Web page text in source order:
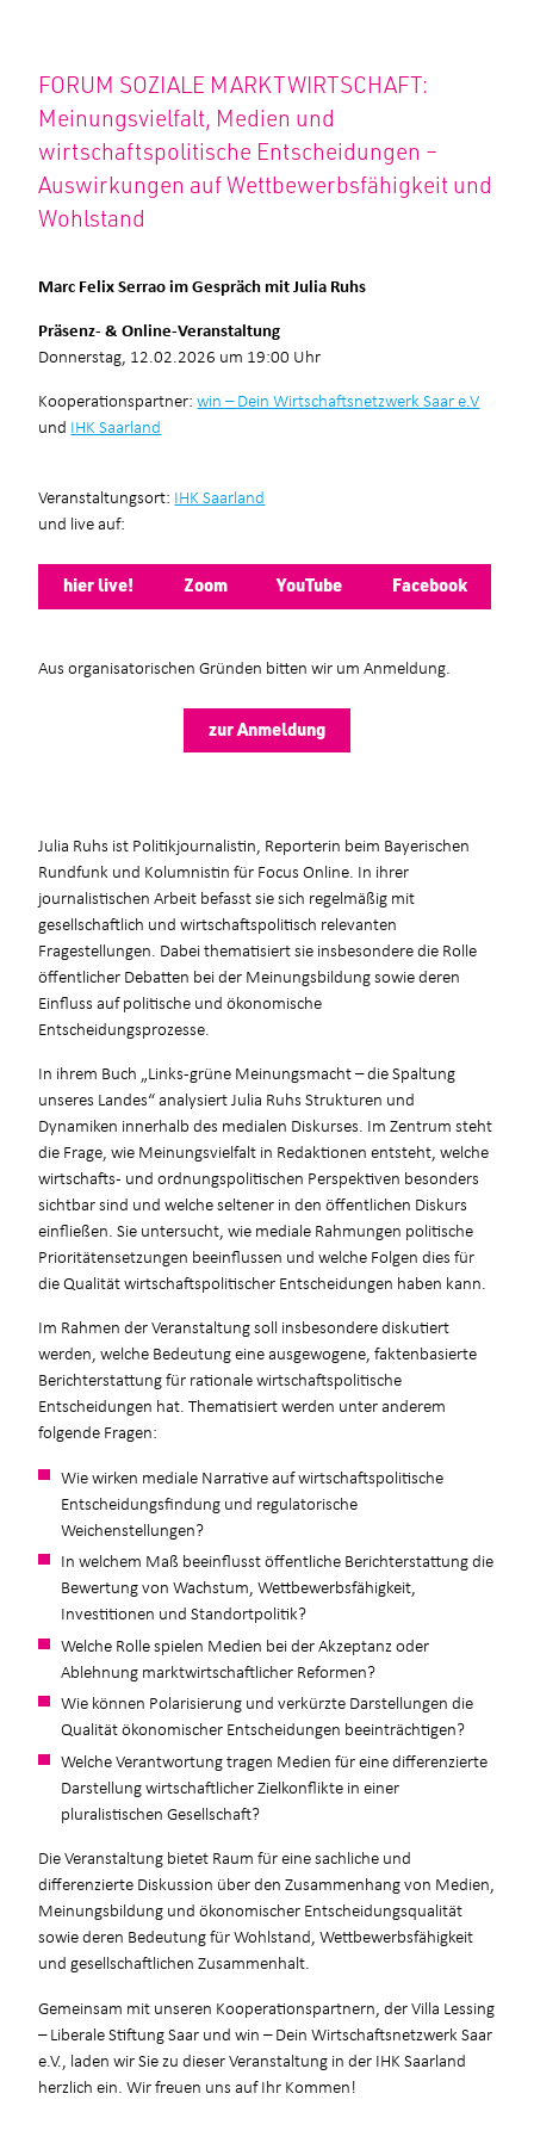
FORUM SOZIALE MARKTWIRTSCHAFT:
Meinungsvielfalt, Medien und
wirtschaftspolitische Entscheidungen –
Auswirkungen auf Wettbewerbsfähigkeit und
Wohlstand
Marc Felix Serrao im Gespräch mit Julia Ruhs
Präsenz- & Online-Veranstaltung
Donnerstag, 12.02.2026 um 19:00 Uhr
Kooperationspartner:win – Dein Wirtschaftsnetzwerk Saar e.V
und IHK Saarland
Veranstaltungsort: IHK Saarland
und live auf:
hier live! Zoom YouTube Facebook
Aus organisatorischen Gründen bitten wir um Anmeldung.
zur Anmeldung
Julia Ruhs ist Politikjournalistin, Reporterin beim Bayerischen
Rundfunk und Kolumnistin für Focus Online. In ihrer
journalistischen Arbeit befasst sie sich regelmäßig mit
gesellschaftlich und wirtschaftspolitisch relevanten
Fragestellungen. Dabei thematisiert sie insbesondere die Rolle
öffentlicher Debatten bei der Meinungsbildung sowie deren
Einfluss auf politische und ökonomische
Entscheidungsprozesse.
In ihrem Buch „Links-grüne Meinungsmacht – die Spaltung
unseres Landes“ analysiert Julia Ruhs Strukturen und
Dynamiken innerhalb des medialen Diskurses. Im Zentrum steht
die Frage, wie Meinungsvielfalt in Redaktionen entsteht, welche
wirtschafts- und ordnungspolitischen Perspektiven besonders
sichtbar sind und welche seltener in den öffentlichen Diskurs
einfließen. Sie untersucht, wie mediale Rahmungen politische
Prioritätensetzungen beeinflussen und welche Folgen dies für
die Qualität wirtschaftspolitischer Entscheidungen haben kann.
Im Rahmen der Veranstaltung soll insbesondere diskutiert
werden, welche Bedeutung eine ausgewogene, faktenbasierte
Berichterstattung für rationale wirtschaftspolitische
Entscheidungen hat. Thematisiert werden unter anderem
folgende Fragen:
Wie wirken mediale Narrative auf wirtschaftspolitische
Entscheidungsfindung und regulatorische
Weichenstellungen?
In welchem Maß beeinflusst öffentliche Berichterstattung die
Bewertung von Wachstum, Wettbewerbsfähigkeit,
Investitionen und Standortpolitik?
Welche Rolle spielen Medien bei der Akzeptanz oder
Ablehnung marktwirtschaftlicher Reformen?
Wie können Polarisierung und verkürzte Darstellungen die
Qualität ökonomischer Entscheidungen beeinträchtigen?
Welche Verantwortung tragen Medien für eine differenzierte
Darstellung wirtschaftlicher Zielkonflikte in einer
pluralistischen Gesellschaft?
Die Veranstaltung bietet Raum für eine sachliche und
differenzierte Diskussion über den Zusammenhang von Medien,
Meinungsbildung und ökonomischer Entscheidungsqualität
sowie deren Bedeutung für Wohlstand, Wettbewerbsfähigkeit
und gesellschaftlichen Zusammenhalt.
Gemeinsam mit unseren Kooperationspartnern, der Villa Lessing
– Liberale Stiftung Saar und win – Dein Wirtschaftsnetzwerk Saar
e.V., laden wir Sie zu dieser Veranstaltung in der IHK Saarland
herzlich ein. Wir freuen uns auf Ihr Kommen!